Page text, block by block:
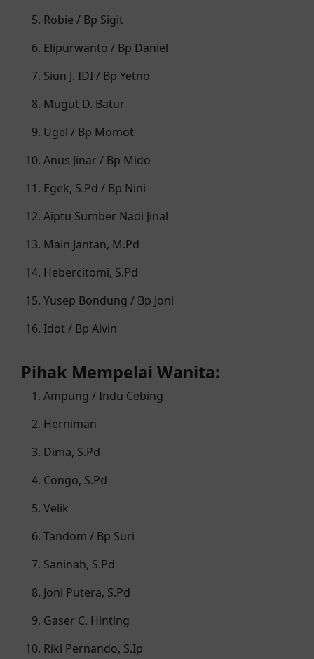
Linda Akan Hadir
Yesus memberkati 😇
Demikian Mereka Bukan Lagi Dua,
Melainkan Satu. Karena Itu Apa Yang
Telah Dipersatukan Allah Tidak Boleh
Di Ceraikan Manusia..😇💞 Tuhan Yesus
Sampai Hari H
Selamat kan ketun due kak, langgeng
due👍🙏 🤗🥰
Selamat kan ketun due kak, langgeng
Doyaa Akan Hadir
uteww
memisahkan😇😍🥰
Cintai lah satu sama lain sampai maut
memisahkan dan beranak cucu lah🙏
Robie / Bp Sigit
Elipurwanto / Bp Daniel
Siun J. IDI / Bp Yetno
Mugut D. Batur
Ugel / Bp Momot
Anus Jinar / Bp Mido
Egek, S.Pd / Bp Nini
Aiptu Sumber Nadi Jinal
Main Jantan, M.Pd
Hebercitomi, S.Pd
Yusep Bondung / Bp Joni
Idot / Bp Alvin
Pihak Mempelai Wanita:
Ampung / Indu Cebing
Herniman
Dima, S.Pd
Congo, S.Pd
Velik
Tandom / Bp Suri
Saninah, S.Pd
Joni Putera, S.Pd
Gaser C. Hinting
Riki Pernando, S.Ip